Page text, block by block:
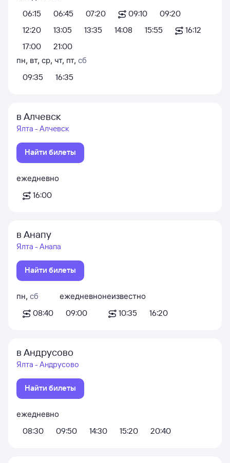
06:15
06:45 07:20 09:10
09:20
12:20
13:05 13:35 14:08 15:55
16:12
17:00
21:00
пн, вт, ср, чт, пт, сб
09:35
16:35
в Алчевск
Ялта - Алчевск
Найти билеты
ежедневно
16:00
в Анапу
Ялта - Анапа
Найти билеты
пн, сб
08:40
ежедневно
09:00
неизвестно
10:35
16:20
в Андрусово
Ялта - Андрусово
Найти билеты
ежедневно
08:30
09:50 14:30 15:20 20:40